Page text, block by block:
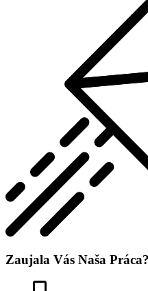
Zaujala Vás Naša Práca?